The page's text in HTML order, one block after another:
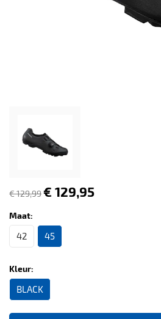
€ 129,99€ 129,95
Maat:
42 45
Kleur:
BLACK